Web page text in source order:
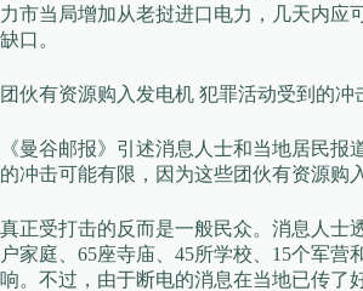
力市当局增加从老挝进口电力，几天内应
缺口。
团伙有资源购入发电机 犯罪活动受到的冲
《曼谷邮报》引述消息人士和当地居民报
的冲击可能有限，因为这些团伙有资源购
真正受打击的反而是一般民众。消息人士
户家庭、65座寺庙、45所学校、15个军营
响。不过，由于断电的消息在当地已传了